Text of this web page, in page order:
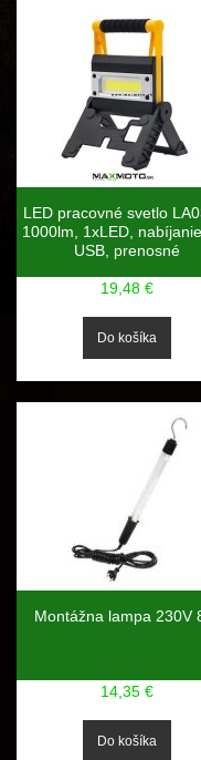
LED pracovné svetlo
1000lm, 1xLED,
USB, prenosné
19,48 €
Montážna lampa 230V
14,35 €